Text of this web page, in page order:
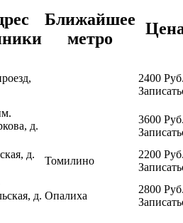
Ближайшее
метро
2400
д.
3600
д.
Томилино
2200
д. Опалиха
2800